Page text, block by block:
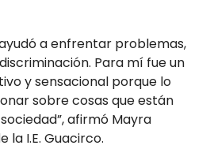
a enfrentar problemas,
Para mí fue un
y sensacional porque lo
sobre cosas que están
afirmó Mayra
la I.E. Guacirco.